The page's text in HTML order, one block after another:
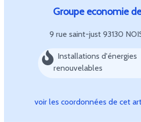
Groupe economie
9 rue saint-just 93130
Installations d'énergies
renouvelables
voir les coordonnées de cet